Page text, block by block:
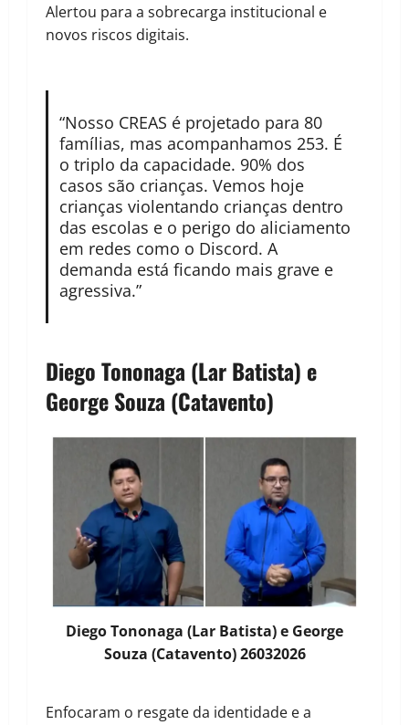
Alertou para a sobrecarga institucional e
novos riscos digitais.
“Nosso CREAS é projetado para 80
famílias, mas acompanhamos 253. É
o triplo da capacidade. 90% dos
casos são crianças. Vemos hoje
crianças violentando crianças dentro
das escolas e o perigo do aliciamento
em redes como o Discord. A
demanda está ficando mais grave e
agressiva.”
Diego Tononaga (Lar Batista) e
George Souza (Catavento)
Diego Tononaga (Lar Batista) e George
Souza (Catavento) 26032026
Enfocaram o resgate da identidade e a